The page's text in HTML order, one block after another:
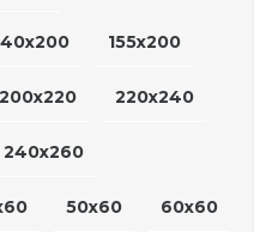
155x200
200x220 220x240
240x260
50x60 60x60